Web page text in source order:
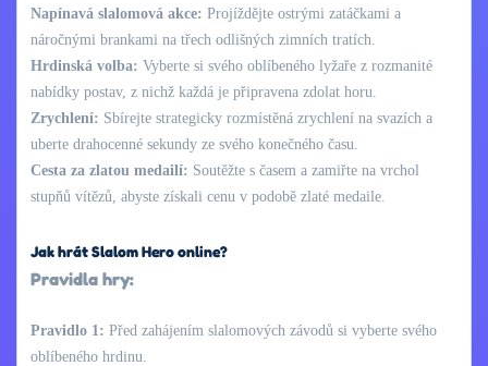
Napínavá slalomová akce: Projíždějte ostrými zatáčkami a
náročnými brankami na třech odlišných zimních tratích.
Hrdinská volba: Vyberte si svého oblíbeného lyžaře z rozmanité
nabídky postav, z nichž každá je připravena zdolat horu.
Zrychlení: Sbírejte strategicky rozmístěná zrychlení na svazích a
uberte drahocenné sekundy ze svého konečného času.
Cesta za zlatou medailí: Soutěžte s časem a zamiřte na vrchol
stupňů vítězů, abyste získali cenu v podobě zlaté medaile.
Jak hrát Slalom Hero online?
Pravidla hry:
Pravidlo 1: Před zahájením slalomových závodů si vyberte svého
oblíbeného hrdinu.